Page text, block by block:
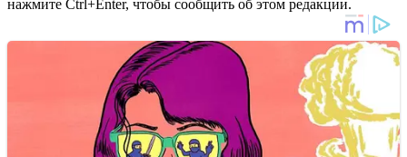
нажмите Ctrl+Enter, чтобы сообщить об этом редакции.